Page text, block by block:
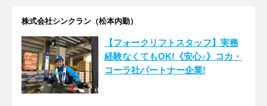
株式会社シンクラン（松本内勤）
【フォークリフトスタッフ】実務
経験なくてもOK!《安心♪》コカ・
コーラ社パートナー企業!